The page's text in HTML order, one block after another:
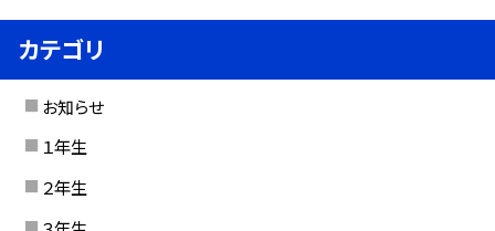
カテゴリ
お知らせ
１年生
２年生